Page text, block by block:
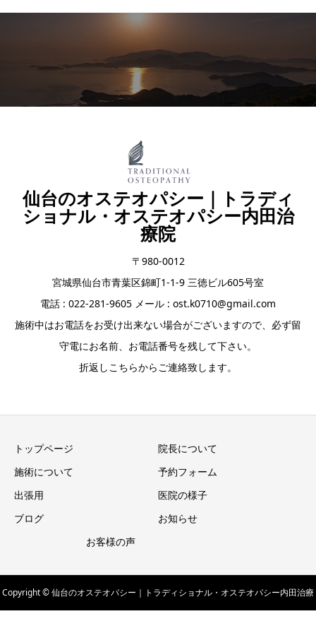
仙台のオステオパシー｜トラディ
ショナル・オステオパシー内田治
療院
〒980-0012
宮城県仙台市青葉区錦町1-1-9 三徳ビル605号室
電話 : 022-281-9605 メール : ost.k0710@gmail.com
施術中はお電話をお受け出来ない場合がございますので、必ず留
守電にお名前、お電話番号を残して下さい。
折返しこちらからご連絡致します。
トップページ
院長について
施術について
予約フォーム
出張用
医院の様子
ブログ
お知らせ
お客様の声
Copyright © 仙台のオステオパシー｜トラディショナル・オステオパシー内田治療